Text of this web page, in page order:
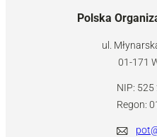
Polska
ul.
01-171
NIP: 525
Regon: